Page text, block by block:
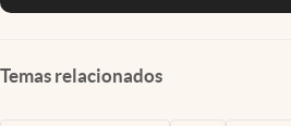
Temas relacionados